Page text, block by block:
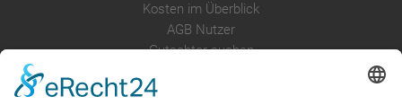
Kosten im Überblick
AGB Nutzer
Gutachter suchen